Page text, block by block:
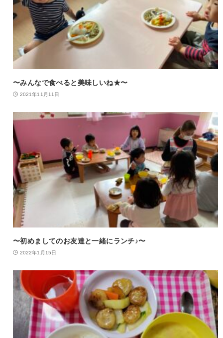
〜みんなで食べると美味しいね★〜
2021年11月11日
〜初めましてのお友達と一緒にランチ♪〜
2022年1月15日